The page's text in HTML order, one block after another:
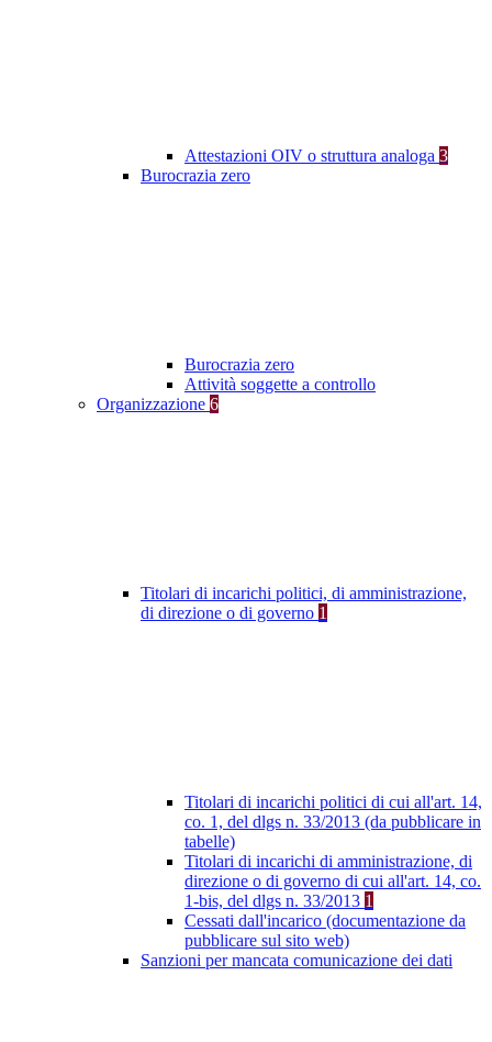
Attestazioni OIV o struttura analoga 3
Burocrazia zero
Burocrazia zero
Attività soggette a controllo
Organizzazione 6
Titolari di incarichi politici, di amministrazione,
di direzione o di governo 1
Titolari di incarichi politici di cui all'art. 14,
co. 1, del dlgs n. 33/2013 (da pubblicare in
tabelle)
Titolari di incarichi di amministrazione, di
direzione o di governo di cui all'art. 14, co.
1-bis, del dlgs n. 33/2013 1
Cessati dall'incarico (documentazione da
pubblicare sul sito web)
Sanzioni per mancata comunicazione dei dati